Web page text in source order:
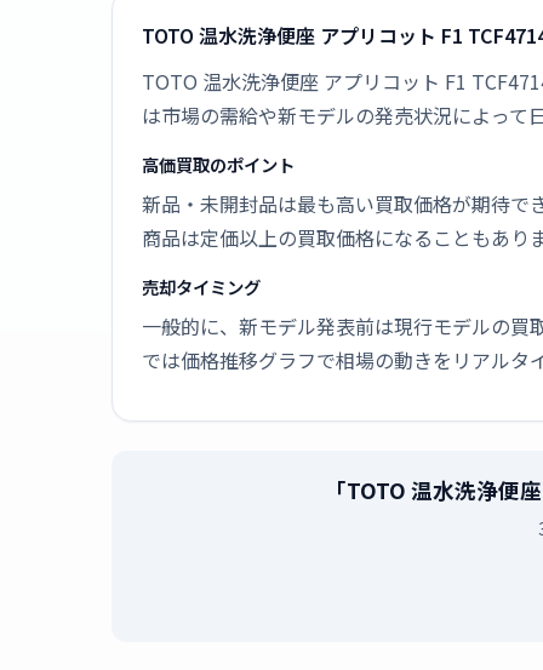
TOTO 温水洗浄便座 アプリコット F1
TOTO 温水洗浄便座 アプリコット F1
は市場の需給や新モデルの発売状況によって
高価買取のポイント
新品・未開封品は最も高い買取価格が期待で
商品は定価以上の買取価格になることもあり
売却タイミング
一般的に、新モデル発表前は現行モデルの買
では価格推移グラフで相場の動きをリアルタ
「TOTO 温水洗浄便